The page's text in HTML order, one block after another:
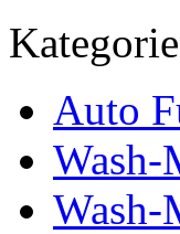
Auto
Wash-